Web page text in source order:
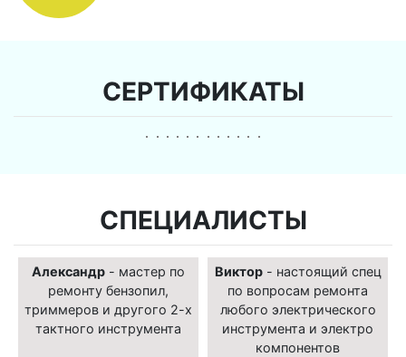
СЕРТИФИКАТЫ
СПЕЦИАЛИСТЫ
Александр - мастер по
ремонту бензопил,
триммеров и другого 2-х
тактного инструмента
Виктор- настоящий спец
по вопросам ремонта
любого электрического
инструмента и электро
компонентов